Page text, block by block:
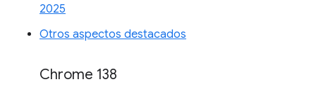
2025
Otros aspectos destacados
Chrome 138